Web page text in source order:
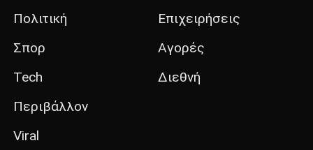
Πολιτική
Σπορ
Tech
Περιβάλλον
Viral
Επιχειρήσεις
Αγορές
Διεθνή